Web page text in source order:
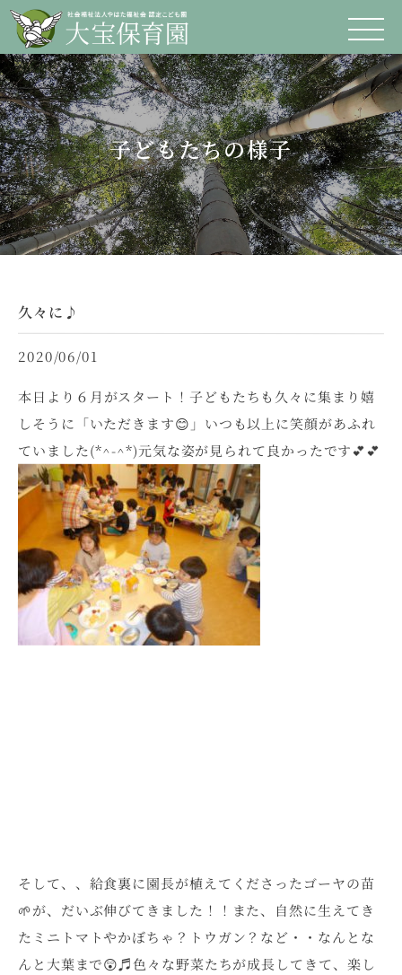
子どもたちの様子
久々に♪
2020/06/01
本日より６月がスタート！子どもたちも久々に集まり嬉
しそうに「いただきます😊」いつも以上に笑顔があふれ
ていました(*^-^*)元気な姿が見られて良かったです💕💕
そして、、給食裏に園長が植えてくださったゴーヤの苗
🌱が、だいぶ伸びてきました！！また、自然に生えてき
たミニトマトやかぼちゃ？トウガン？など・・なんとな
んと大葉まで😲♬色々な野菜たちが成長してきて、楽し